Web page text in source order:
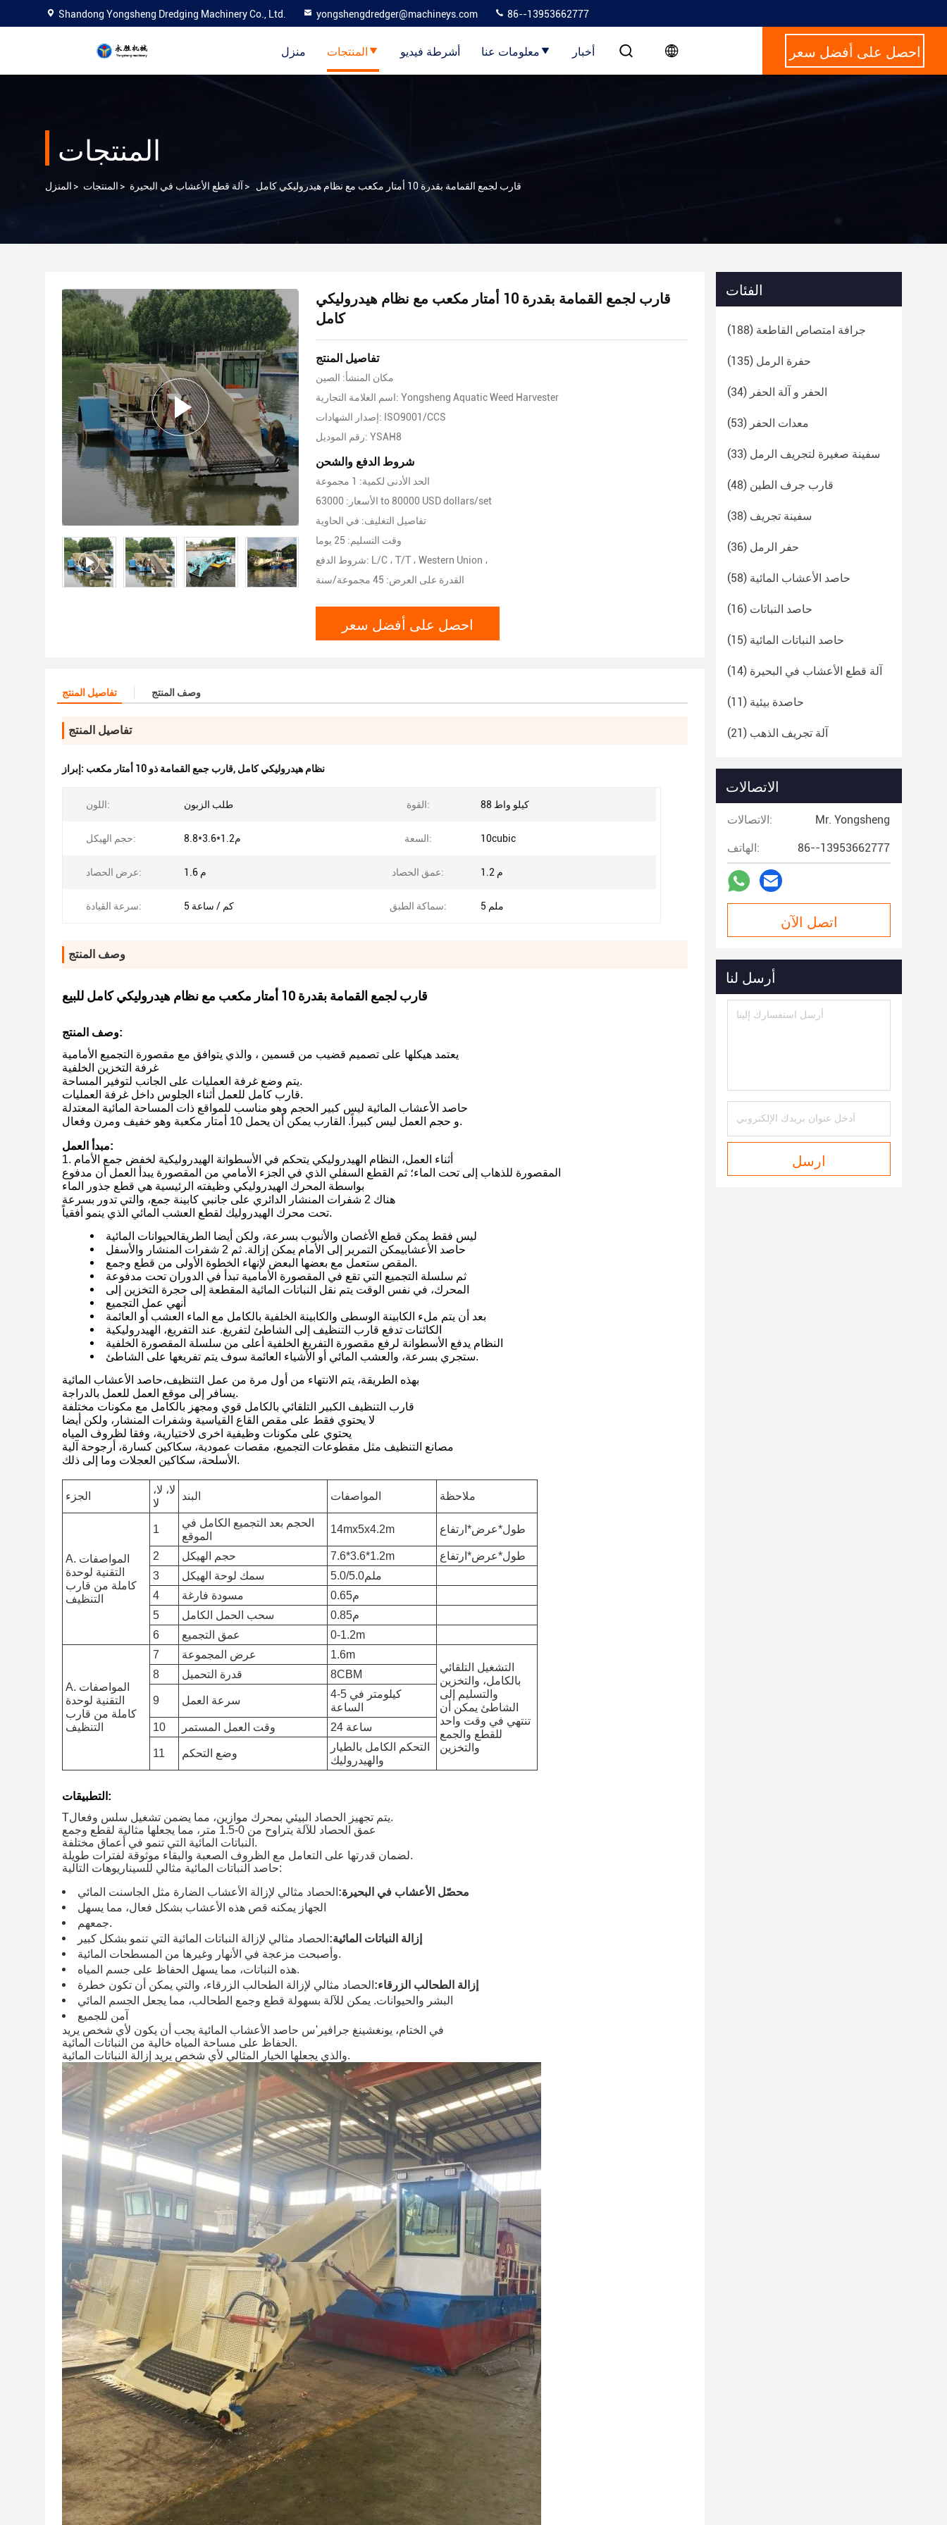
Shandong Yongsheng Dredging Machinery Co., Ltd. yongshengdredger@machineys.com 86--13953662777
منزل المنتجات أشرطة فيديو معلومات عنا أخبار احصل على أفضل سعر
المنتجات
المنزل > المنتجات > آلة قطع الأعشاب في البحيرة > قارب لجمع القمامة بقدرة 10 أمتار مكعب مع نظام هيدروليكي كامل
قارب لجمع القمامة بقدرة 10 أمتار مكعب مع نظام هيدروليكي
كامل
تفاصيل المنتج
مكان المنشأ: الصين
اسم العلامة التجارية: Yongsheng Aquatic Weed Harvester
إصدار الشهادات: ISO9001/CCS
رقم الموديل: YSAH8
شروط الدفع والشحن
الحد الأدنى لكمية: 1 مجموعة
الأسعار: 63000 to 80000 USD dollars/set
تفاصيل التغليف: في الحاوية
وقت التسليم: 25 يوما
شروط الدفع: L/C ، T/T ، Western Union ،
القدرة على العرض: 45 مجموعة/سنة
احصل على أفضل سعر
تفاصيل المنتج وصف المنتج
تفاصيل المنتج
إبراز: قارب جمع القمامة ذو 10 أمتار مكعب, نظام هيدروليكي كامل
اللون: طلب الزبون القوة: 88 كيلو واط
حجم الهيكل: 8.8*3.6*1.2م السعة: 10cubic
عرض الحصاد: 1.6 م عمق الحصاد: 1.2 م
سرعة القيادة: 5 كم / ساعة سماكة الطبق: 5 ملم
وصف المنتج
قارب لجمع القمامة بقدرة 10 أمتار مكعب مع نظام هيدروليكي كامل للبيع
وصف المنتج:
يعتمد هيكلها على تصميم قضيب من قسمين ، والذي يتوافق مع مقصورة التجميع الأمامية
غرفة التخزين الخلفية
يتم وضع غرفة العمليات على الجانب لتوفير المساحة.
قارب كامل للعمل أثناء الجلوس داخل غرفة العمليات.
حاصد الأعشاب المائية ليس كبير الحجم وهو مناسب للمواقع ذات المساحة المائية المعتدلة
و حجم العمل ليس كبيراً. القارب يمكن أن يحمل 10 أمتار مكعبة وهو خفيف ومرن وفعال.
مبدأ العمل:
1. أثناء العمل، النظام الهيدروليكي يتحكم في الأسطوانة الهيدروليكية لخفض جمع الأمام
المقصورة للذهاب إلى تحت الماء؛ ثم القطع السفلي الذي في الجزء الأمامي من المقصورة يبدأ العمل أن مدفوع
بواسطة المحرك الهيدروليكي وظيفته الرئيسية هي قطع جذور الماء
هناك 2 شفرات المنشار الدائري على جانبي كابينة جمع، والتي تدور بسرعة
تحت محرك الهيدروليك لقطع العشب المائي الذي ينمو أفقياً.
ليس فقط يمكن قطع الأغصان والأنبوب بسرعة، ولكن أيضا الطريقالحيوانات المائية
حاصد الأعشابيمكن التمرير إلى الأمام يمكن إزالة. ثم 2 شفرات المنشار والأسفل
المقص ستعمل مع بعضها البعض لإنهاء الخطوة الأولى من قطع وجمع.
ثم سلسلة التجميع التي تقع في المقصورة الأمامية تبدأ في الدوران تحت مدفوعة
المحرك، في نفس الوقت يتم نقل النباتات المائية المقطعة إلى حجرة التخزين إلى
أنهي عمل التجميع
بعد أن يتم ملء الكابينة الوسطى والكابينة الخلفية بالكامل مع الماء العشب أو العائمة
الكائنات تدفع قارب التنظيف إلى الشاطئ لتفريغ. عند التفريغ، الهيدروليكية
النظام يدفع الأسطوانة لرفع مقصورة التفريغ الخلفية أعلى من سلسلة المقصورة الخلفية
ستجري بسرعة، والعشب المائي أو الأشياء العائمة سوف يتم تفريغها على الشاطئ.
بهذه الطريقة، يتم الانتهاء من أول مرة من عمل التنظيف،حاصد الأعشاب المائية
يسافر إلى موقع العمل للعمل بالدراجة.
قارب التنظيف الكبير التلقائي بالكامل قوي ومجهز بالكامل مع مكونات مختلفة
لا يحتوي فقط على مقص القاع القياسية وشفرات المنشار، ولكن أيضا
يحتوي على مكونات وظيفية اخرى لاختيارية، وفقا لظروف المياه
مصانع التنظيف مثل مقطوعات التجميع، مقصات عمودية، سكاكين كسارة، أرجوحة آلية
الأسلحة، سكاكين العجلات وما إلى ذلك.
الجزء
لا، لا،
لا
البند المواصفات ملاحظة
A. المواصفات
التقنية لوحدة
كاملة من قارب
التنظيف
1
الحجم بعد التجميع الكامل في
الموقع
14mx5x4.2m طول*عرض*ارتفاع
2 حجم الهيكل 7.6*3.6*1.2m
طول*عرض*ارتفاع
3
سمك لوحة الهيكل
5.0/5.0ملم
4
مسودة فارغة
0.65م
5
سحب الحمل الكامل
0.85م
6
عمق التجميع 0-1.2m
A. المواصفات
التقنية لوحدة
كاملة من قارب
التنظيف
7 عرض المجموعة
1.6m
التشغيل التلقائي
بالكامل، والتخزين
والتسليم إلى
الشاطئ يمكن أن
تنتهي في وقت واحد
للقطع والجمع
والتخزين
8 قدرة التحميل 8CBM
9 سرعة العمل
4-5 كيلومتر في
الساعة
10
وقت العمل المستمر 24 ساعة
11 وضع التحكم
التحكم الكامل بالطيار
والهيدروليك
التطبيقات:
T
يتم تجهيز الحصاد البيئي بمحرك موازين، مما يضمن تشغيل سلس وفعال.
عمق الحصاد للآلة يتراوح من 0-1.5 متر، مما يجعلها مثالية لقطع وجمع
النباتات المائية التي تنمو في أعماق مختلفة.
لضمان قدرتها على التعامل مع الظروف الصعبة والبقاء موثوقة لفترات طويلة.
حاصد النباتات المائية مثالي للسيناريوهات التالية:
محصّل الأعشاب في البحيرة: الحصاد مثالي لإزالة الأعشاب الضارة مثل الجاسنت المائي
الجهاز يمكنه قص هذه الأعشاب بشكل فعال، مما يسهل
جمعهم.
إزالة النباتات المائية: الحصاد مثالي لإزالة النباتات المائية التي تنمو بشكل كبير
وأصبحت مزعجة في الأنهار وغيرها من المسطحات المائية.
هذه النباتات، مما يسهل الحفاظ على جسم المياه.
إزالة الطحالب الزرقاء: الحصاد مثالي لإزالة الطحالب الزرقاء، والتي يمكن أن تكون خطرة
البشر والحيوانات. يمكن للآلة بسهولة قطع وجمع الطحالب، مما يجعل الجسم المائي
آمن للجميع
في الختام، يونغشينغ جرافير'س حاصد الأعشاب المائية يجب أن يكون لأي شخص يريد
الحفاظ على مساحة المياه خالية من النباتات المائية.
والذي يجعلها الخيار المثالي لأي شخص يريد إزالة النباتات المائية.
الفئات
جرافة امتصاص القاطعة (188)
حفرة الرمل (135)
الحفر و آلة الحفر (34)
معدات الحفر (53)
سفينة صغيرة لتجريف الرمل (33)
قارب جرف الطين (48)
سفينة تجريف (38)
حفر الرمل (36)
حاصد الأعشاب المائية (58)
حاصد النباتات (16)
حاصد النباتات المائية (15)
آلة قطع الأعشاب في البحيرة (14)
حاصدة بيئية (11)
آلة تجريف الذهب (21)
الاتصالات
الاتصالات: Mr. Yongsheng
الهاتف: 86--13953662777
اتصل الآن
أرسل لنا
ارسل